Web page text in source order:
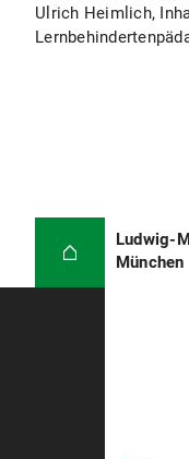
Ulrich Heimlich,
Ludwig-
München